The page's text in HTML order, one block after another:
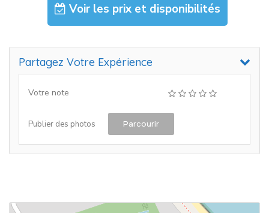
Voir les prix et disponibilités
Partagez Votre Expérience
Votre note
Publier des photos Parcourir